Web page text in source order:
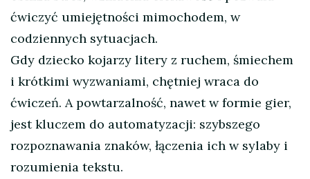
ćwiczyć umiejętności mimochodem, w
codziennych sytuacjach.
Gdy dziecko kojarzy litery z ruchem, śmiechem
i krótkimi wyzwaniami, chętniej wraca do
ćwiczeń. A powtarzalność, nawet w formie gier,
jest kluczem do automatyzacji: szybszego
rozpoznawania znaków, łączenia ich w sylaby i
rozumienia tekstu.